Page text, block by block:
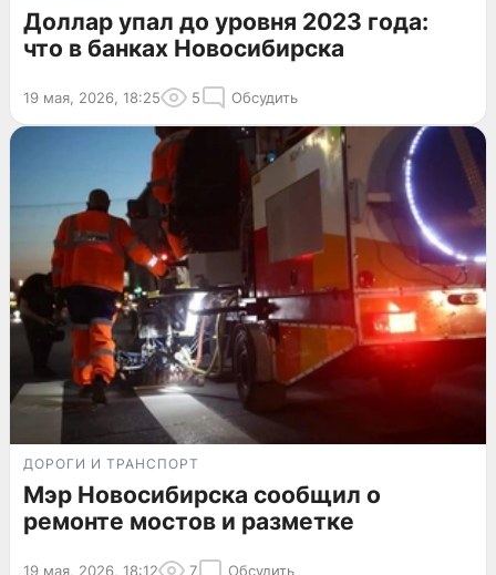
Доллар упал до уровня 2023 года:
что в банках Новосибирска
19 мая, 2026, 18:25 5 Обсудить
ДОРОГИ И ТРАНСПОРТ
Мэр Новосибирска сообщил о
ремонте мостов и разметке
19 мая, 2026, 18:12 7 Обсудить